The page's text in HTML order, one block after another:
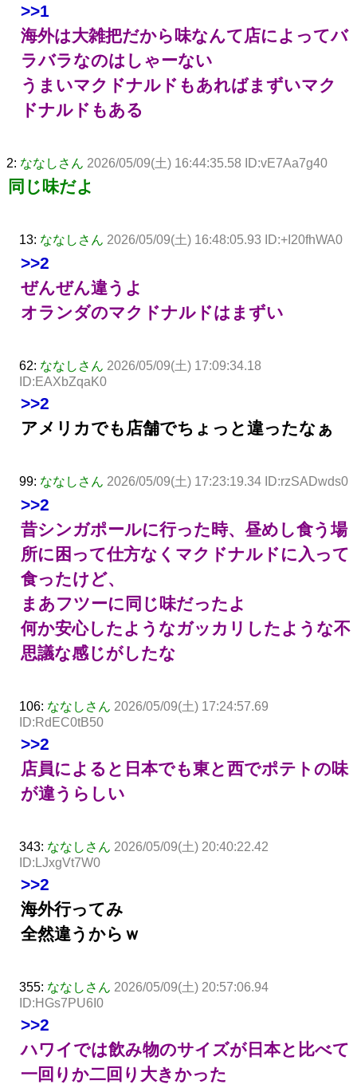
>>1
海外は大雑把だから味なんて店によってバ
ラバラなのはしゃーない
うまいマクドナルドもあればまずいマク
ドナルドもある
2: ななしさん 2026/05/09(土) 16:44:35.58 ID:vE7Aa7g40
同じ味だよ
13: ななしさん 2026/05/09(土) 16:48:05.93 ID:+I20fhWA0
>>2
ぜんぜん違うよ
オランダのマクドナルドはまずい
62: ななしさん 2026/05/09(土) 17:09:34.18
ID:EAXbZqaK0
>>2
アメリカでも店舗でちょっと違ったなぁ
99: ななしさん 2026/05/09(土) 17:23:19.34 ID:rzSADwds0
>>2
昔シンガポールに行った時、昼めし食う場
所に困って仕方なくマクドナルドに入って
食ったけど、
まあフツーに同じ味だったよ
何か安心したようなガッカリしたような不
思議な感じがしたな
106: ななしさん 2026/05/09(土) 17:24:57.69
ID:RdEC0tB50
>>2
店員によると日本でも東と西でポテトの味
が違うらしい
343: ななしさん 2026/05/09(土) 20:40:22.42
ID:LJxgVt7W0
>>2
海外行ってみ
全然違うからｗ
355: ななしさん 2026/05/09(土) 20:57:06.94
ID:HGs7PU6I0
>>2
ハワイでは飲み物のサイズが日本と比べて
一回りか二回り大きかった